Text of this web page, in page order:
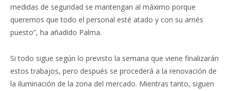
medidas de seguridad se mantengan al máximo porque
queremos que todo el personal esté atado y con su arnés
puesto”, ha añadido Palma.
Si todo sigue según lo previsto la semana que viene finalizarán
estos trabajos, pero después se procederá a la renovación de
la iluminación de la zona del mercado. Mientras tanto, siguen